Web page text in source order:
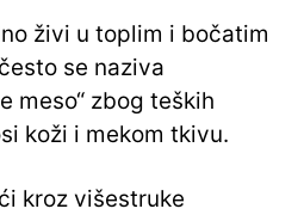
živi u toplim i bočatim
se naziva
meso“ zbog teških
koži i mekom tkivu.
kroz višestruke